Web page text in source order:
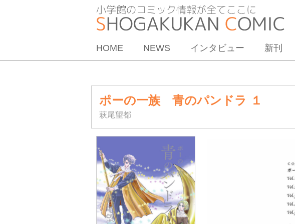
HOME NEWS インタビュー 新刊
ポーの一族 青のパンドラ １
萩尾望都